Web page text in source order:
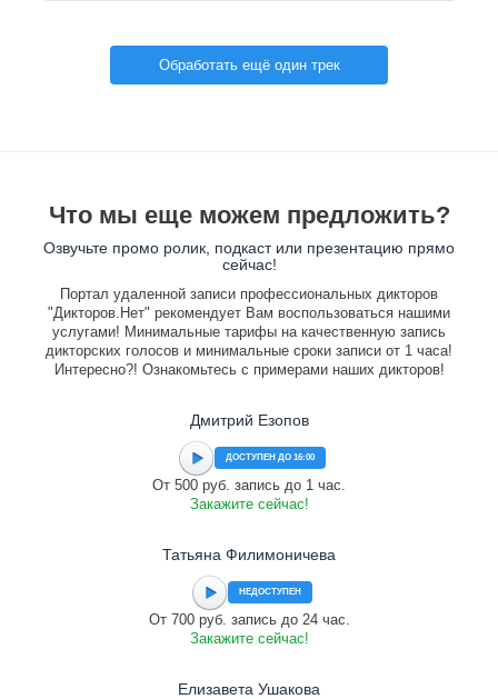
Обработать ещё один трек
Что мы еще можем предложить?
Озвучьте промо ролик, подкаст или презентацию прямо
сейчас!
Портал удаленной записи профессиональных дикторов
"Дикторов.Нет" рекомендует Вам воспользоваться нашими
услугами! Минимальные тарифы на качественную запись
дикторских голосов и минимальные сроки записи от 1 часа!
Интересно?! Ознакомьтесь с примерами наших дикторов!
Дмитрий Езопов
ДОСТУПЕН ДО 16:00
От 500 руб. запись до 1 час.
Закажите сейчас!
Татьяна Филимоничева
НЕДОСТУПЕН
От 700 руб. запись до 24 час.
Закажите сейчас!
Елизавета Ушакова